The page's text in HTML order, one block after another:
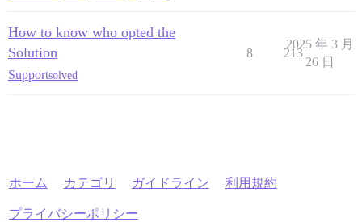
How to know who opted the
Solution
Supportsolved
8 213
2025 年 3 月
26 日
ホーム カテゴリ ガイドライン 利用規約
プライバシーポリシー